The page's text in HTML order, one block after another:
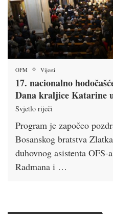
OFM Vijesti
17. nacionalno
Dana kraljice Katarine
Svjetlo riječi
Program je započeo
Bosanskog bratstva
duhovnog asistenta OFS-
Radmana i …